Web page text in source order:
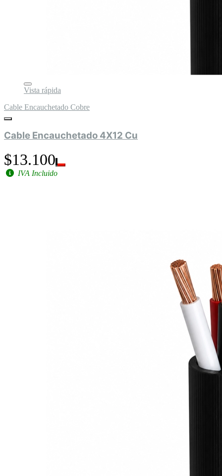
Vista rápida
Cable Encauchetado Cobre
Cable Encauchetado 4X12 Cu
$13.100
IVA Incluido